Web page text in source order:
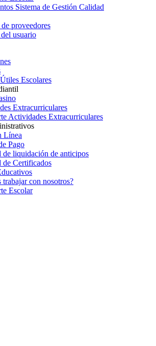
Sistema de Gestión Calidad
proveedores
usuario
Escolares
Extracurriculares
Actividades Extracurriculares
Línea
Pago
de liquidación de anticipos
de Certificados
trabajar con nosotros?
Escolar